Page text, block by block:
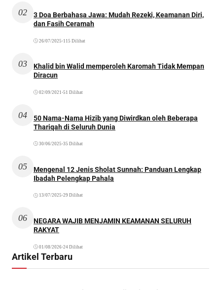
02
3 Doa Berbahasa Jawa: Mudah Rezeki, Keamanan Diri,
dan Fasih Ceramah
26/07/2025 •115 Dilihat
03
Khalid bin Walid memperoleh Karomah Tidak Mempan
Diracun
02/09/2021 •51 Dilihat
04
50 Nama-Nama Hizib yang Diwirdkan oleh Beberapa
Thariqah di Seluruh Dunia
30/06/2025 •35 Dilihat
05
Mengenal 12 Jenis Sholat Sunnah: Panduan Lengkap
Ibadah Pelengkap Pahala
13/07/2025 •29 Dilihat
06
NEGARA WAJIB MENJAMIN KEAMANAN SELURUH
RAKYAT
01/08/2026•24 Dilihat
Artikel Terbaru